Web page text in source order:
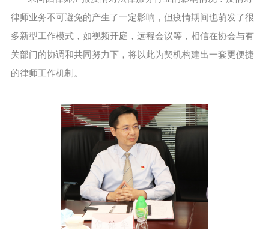
律师业务不可避免的产生了一定影响，但疫情期间也萌发了很
多新型工作模式，如视频开庭，远程会议等，相信在协会与有
关部门的协调和共同努力下，将以此为契机构建出一套更便捷
的律师工作机制。